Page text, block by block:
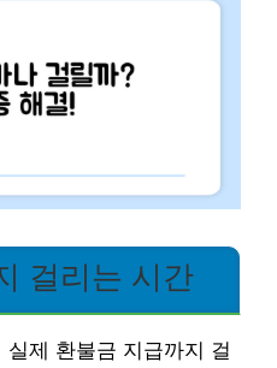
걸리는 시간
제 환불금 지급까지 걸